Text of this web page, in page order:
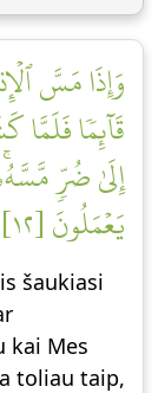
وَإِذَا مَسَّ
قَآئِمٗا
إِلَىٰ ضُرّٖ
يَعۡمَلُونَ [١٢]
šaukiasi
kai Mes
toliau taip,